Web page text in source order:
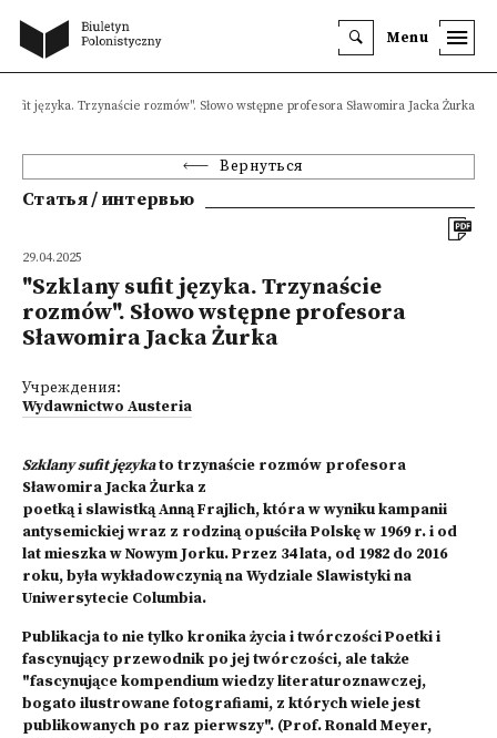
Menu
sufit języka. Trzynaście rozmów". Słowo wstępne profesora Sławomira Jacka Żurka
Вернуться
Статья / интервью
29.04.2025
"Szklany sufit języka. Trzynaście
rozmów". Słowo wstępne profesora
Sławomira Jacka Żurka
Учреждения:
Wydawnictwo Austeria
Szklany sufit językato trzynaście rozmów profesora
Sławomira Jacka Żurka z
poetką i slawistkąAnną Frajlich, która w wyniku kampanii
antysemickiej wraz z rodziną opuściła Polskę w 1969 r. i od
lat mieszka w Nowym Jorku. Przez 34 lata, od 1982 do 2016
roku, była wykładowczynią na Wydziale Slawistyki na
Uniwersytecie Columbia.
Publikacja to nie tylko kronika życia i twórczości Poetki i
fascynujący przewodnik po jej twórczości, ale także
"fascynujące kompendium wiedzy literaturoznawczej,
bogato ilustrowane fotografiami, z których wiele jest
publikowanych po raz pierwszy". (Prof. Ronald Meyer,